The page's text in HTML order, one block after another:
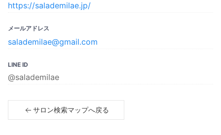
https://salademilae.jp/
メールアドレス
salademilae@gmail.com
LINE ID
@salademilae
サロン検索マップへ戻る